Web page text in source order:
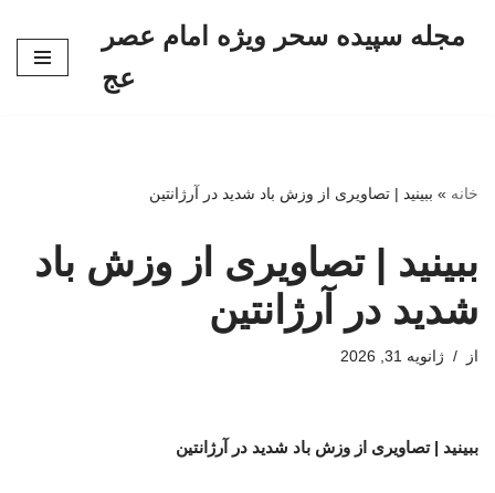
مجله سپیده سحر ویژه امام عصر
عج
خانه » ببینید | تصاویری از وزش باد شدید در آرژانتین
ببینید | تصاویری از وزش باد
شدید در آرژانتین
از ژانویه 31, 2026
ببینید | تصاویری از وزش باد شدید در آرژانتین